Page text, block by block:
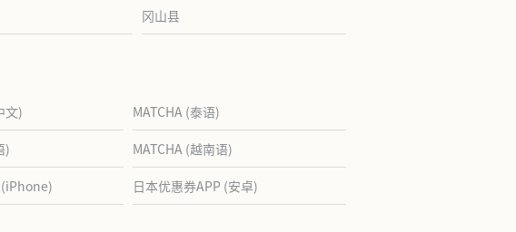
冈山县
文) MATCHA (泰语)
) MATCHA (越南语)
(iPhone) 日本优惠券APP (安卓)